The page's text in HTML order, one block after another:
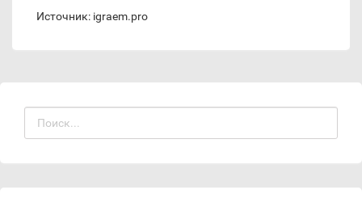
Источник: igraem.pro